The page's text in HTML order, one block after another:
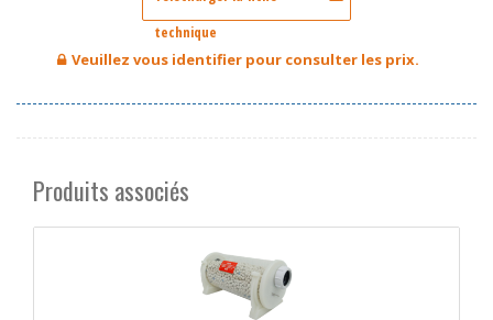
Veuillez vous identifier pour consulter les prix.
Produits associés